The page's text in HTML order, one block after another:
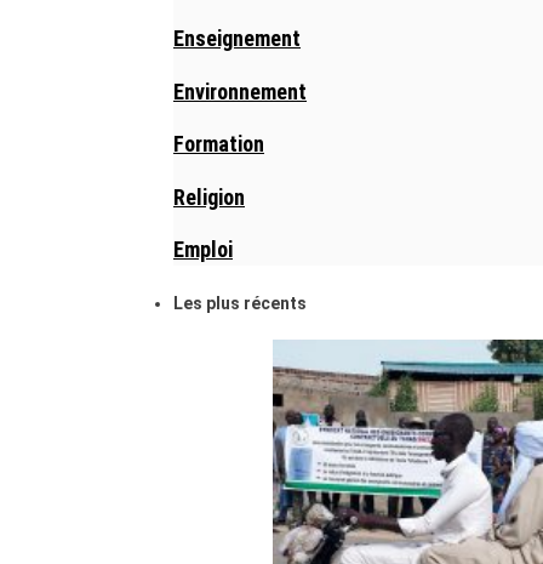
Enseignement
Environnement
Formation
Religion
Emploi
Les plus récents